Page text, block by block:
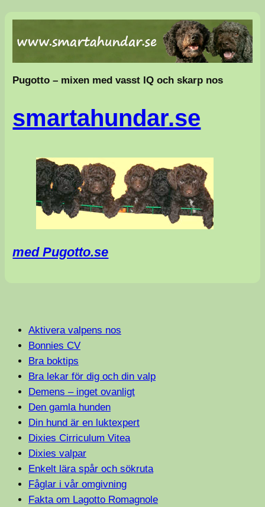
innehåll
Pugotto – mixen med vasst IQ och skarp nos
smartahundar.se
med Pugotto.se
Aktivera valpens nos
Bonnies CV
Bra boktips
Bra lekar för dig och din valp
Demens – inget ovanligt
Den gamla hunden
Din hund är en luktexpert
Dixies Cirriculum Vitea
Dixies valpar
Enkelt lära spår och sökruta
Fåglar i vår omgivning
Fakta om Lagotto Romagnole